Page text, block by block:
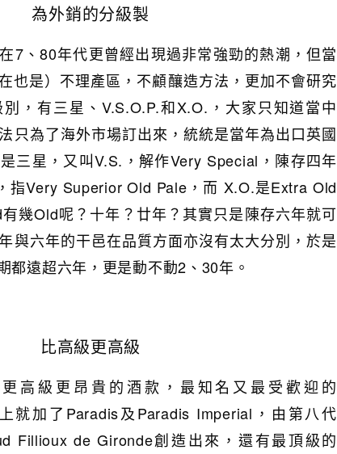
為外銷的分級製
7、80年代更曾經出現過非常強勁的熱潮，但當
也是）不理產區，不顧釀造方法，更加不會研究
，有三星、V.S.O.P.和X.O.，大家只知道當中
只為了海外市場訂出來，統統是當年為出口英國
三星，又叫V.S.，解作Very Special，陳存四年
指Very Superior Old Pale，而 X.O.是Extra Old
幾Old呢？十年？廿年？其實只是陳存六年就可
與六年的干邑在品質方面亦沒有太大分別，於是
都遠超六年，更是動不動2、30年。
比高級更高級
高級更昂貴的酒款，最知名又最受歡迎的
就加了Paradis及Paradis Imperial，由第八代
Fillioux de Gironde創造出來，還有最頂級的